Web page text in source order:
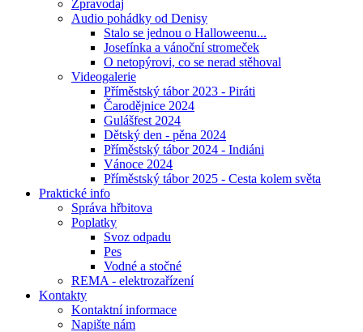
Zpravodaj
Audio pohádky od Denisy
Stalo se jednou o Halloweenu...
Josefínka a vánoční stromeček
O netopýrovi, co se nerad stěhoval
Videogalerie
Příměstský tábor 2023 - Piráti
Čarodějnice 2024
Gulášfest 2024
Dětský den - pěna 2024
Příměstský tábor 2024 - Indiáni
Vánoce 2024
Příměstský tábor 2025 - Cesta kolem světa
Praktické info
Správa hřbitova
Poplatky
Svoz odpadu
Pes
Vodné a stočné
REMA - elektrozařízení
Kontakty
Kontaktní informace
Napište nám